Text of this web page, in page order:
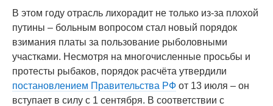
В этом году отрасль лихорадит не только из-за плохой
путины – больным вопросом стал новый порядок
взимания платы за пользование рыболовными
участками. Несмотря на многочисленные просьбы и
протесты рыбаков, порядок расчёта утвердили
постановлением Правительства РФ от 13 июля – он
вступает в силу с 1 сентября. В соответствии с